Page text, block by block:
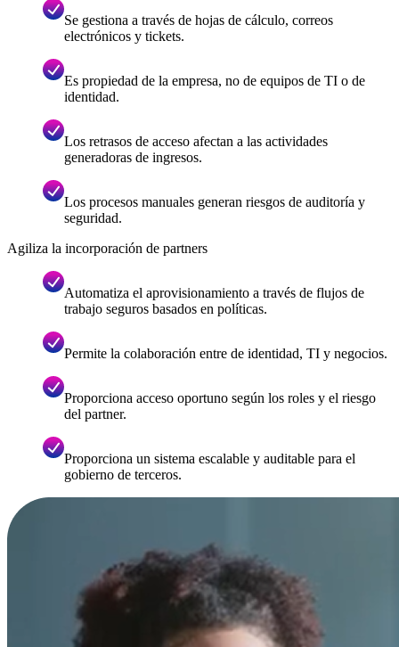
Se gestiona a través de hojas de cálculo, correos
electrónicos y tickets.
Es propiedad de la empresa, no de equipos de TI o de
identidad.
Los retrasos de acceso afectan a las actividades
generadoras de ingresos.
Los procesos manuales generan riesgos de auditoría y
seguridad.
Agiliza la incorporación de partners
Automatiza el aprovisionamiento a través de flujos de
trabajo seguros basados en políticas.
Permite la colaboración entre de identidad, TI y negocios.
Proporciona acceso oportuno según los roles y el riesgo
del partner.
Proporciona un sistema escalable y auditable para el
gobierno de terceros.